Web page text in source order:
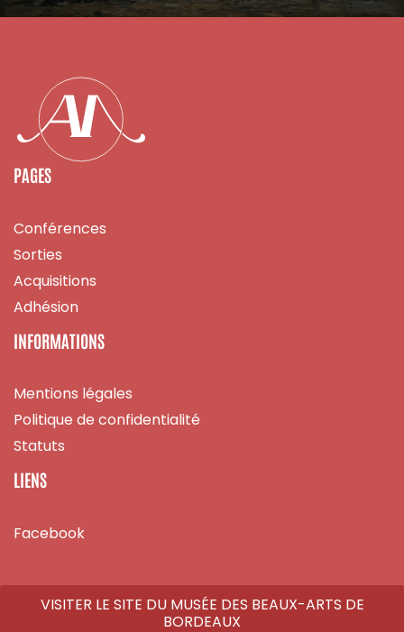
PAGES
Conférences
Sorties
Acquisitions
Adhésion
INFORMATIONS
Mentions légales
Politique de confidentialité
Statuts
LIENS
Facebook
VISITER LE SITE DU MUSÉE DES BEAUX-ARTS DE
BORDEAUX